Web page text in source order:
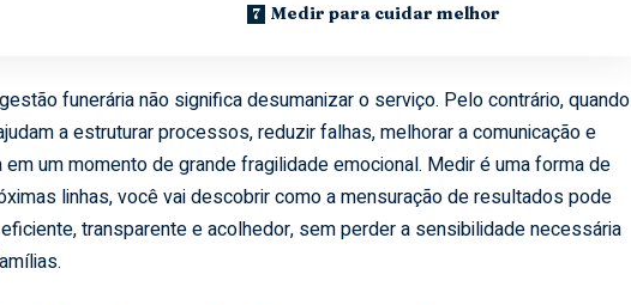
Medir para cuidar melhor
funerária não significa desumanizar o serviço. Pelo contrário, quando
a estruturar processos, reduzir falhas, melhorar a comunicação e
um momento de grande fragilidade emocional. Medir é uma forma de
linhas, você vai descobrir como a mensuração de resultados pode
transparente e acolhedor, sem perder a sensibilidade necessária